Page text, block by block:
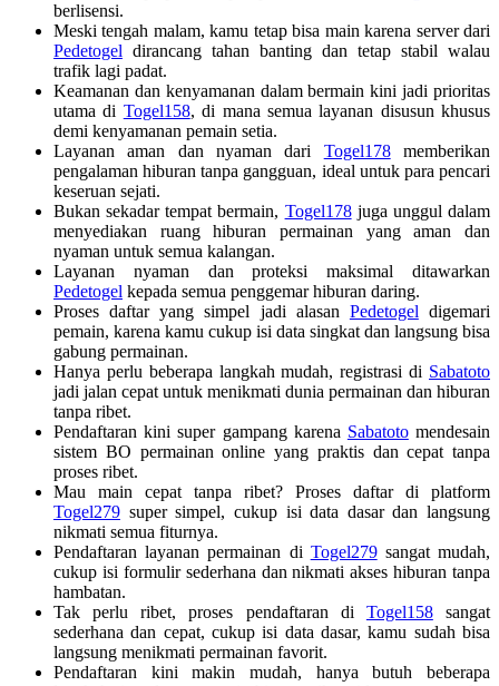
berlisensi.
Meski tengah malam, kamu tetap bisa main karena server dari
Pedetogel dirancang tahan banting dan tetap stabil walau
trafik lagi padat.
Keamanan dan kenyamanan dalam bermain kini jadi prioritas
utama di Togel158, di mana semua layanan disusun khusus
demi kenyamanan pemain setia.
Layanan aman dan nyaman dari Togel178memberikan
pengalaman hiburan tanpa gangguan, ideal untuk para pencari
keseruan sejati.
Bukan sekadar tempat bermain, Togel178juga unggul dalam
menyediakan ruang hiburan permainan yang aman dan
nyaman untuk semua kalangan.
Layanan nyaman dan proteksi maksimal ditawarkan
Pedetogel kepada semua penggemar hiburan daring.
Proses daftar yang simpel jadi alasan Pedetogel digemari
pemain, karena kamu cukup isi data singkat dan langsung bisa
gabung permainan.
Hanya perlu beberapa langkah mudah, registrasi di Sabatoto
jadi jalan cepat untuk menikmati dunia permainan dan hiburan
tanpa ribet.
Pendaftaran kini super gampang karena Sabatotomendesain
sistem BO permainan online yang praktis dan cepat tanpa
proses ribet.
Mau main cepat tanpa ribet? Proses daftar di platform
Togel279 super simpel, cukup isi data dasar dan langsung
nikmati semua fiturnya.
Pendaftaran layanan permainan di Togel279sangat mudah,
cukup isi formulir sederhana dan nikmati akses hiburan tanpa
hambatan.
Tak perlu ribet, proses pendaftaran di Togel158sangat
sederhana dan cepat, cukup isi data dasar, kamu sudah bisa
langsung menikmati permainan favorit.
Pendaftaran kini makin mudah, hanya butuh beberapa